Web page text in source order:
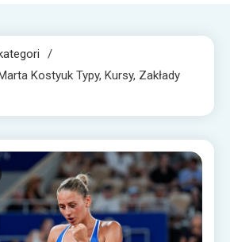
Kostyuk Typy, Kursy, Zakłady